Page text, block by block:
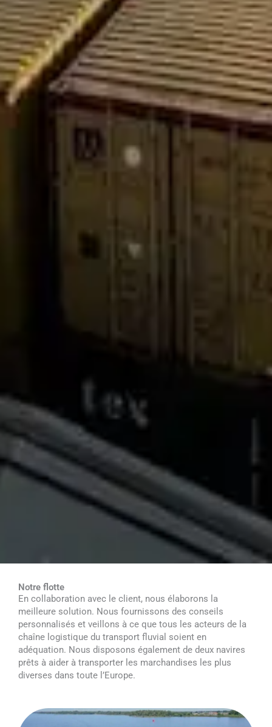
Notre flotte
En collaboration avec le client, nous élaborons la
meilleure solution. Nous fournissons des conseils
personnalisés et veillons à ce que tous les acteurs de la
chaîne logistique du transport fluvial soient en
adéquation. Nous disposons également de deux navires
prêts à aider à transporter les marchandises les plus
diverses dans toute l’Europe.